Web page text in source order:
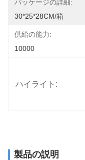
パッケージの詳細:
30*25*28CM/箱
供給の能力:
10000
ハイライト:
製品の説明